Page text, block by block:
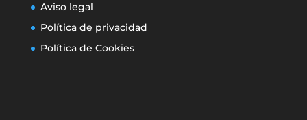
Aviso legal
Política de privacidad
Política de Cookies